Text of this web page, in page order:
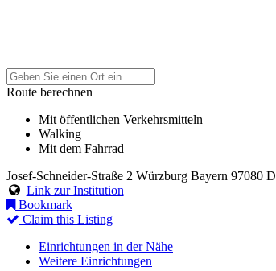
Route berechnen
Mit öffentlichen Verkehrsmitteln
Walking
Mit dem Fahrrad
Josef-Schneider-Straße 2 Würzburg Bayern 97080
Link zur Institution
Bookmark
Claim this Listing
Einrichtungen in der Nähe
Weitere Einrichtungen